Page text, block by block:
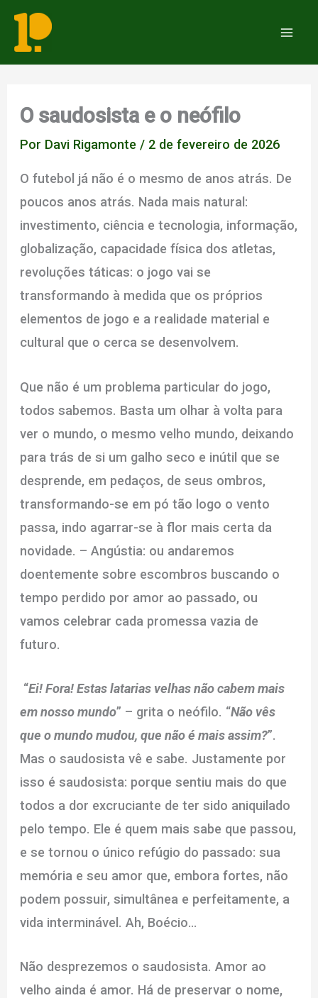
O saudosista e o neófilo
Por Davi Rigamonte / 2 de fevereiro de 2026
O futebol já não é o mesmo de anos atrás. De
poucos anos atrás. Nada mais natural:
investimento, ciência e tecnologia, informação,
globalização, capacidade física dos atletas,
revoluções táticas: o jogo vai se
transformando à medida que os próprios
elementos de jogo e a realidade material e
cultural que o cerca se desenvolvem.
Que não é um problema particular do jogo,
todos sabemos. Basta um olhar à volta para
ver o mundo, o mesmo velho mundo, deixando
para trás de si um galho seco e inútil que se
desprende, em pedaços, de seus ombros,
transformando-se em pó tão logo o vento
passa, indo agarrar-se à flor mais certa da
novidade. – Angústia: ou andaremos
doentemente sobre escombros buscando o
tempo perdido por amor ao passado, ou
vamos celebrar cada promessa vazia de
futuro.
“Ei! Fora! Estas latarias velhas não cabem mais
em nosso mundo” – grita o neófilo. “Não vês
que o mundo mudou, que não é mais assim?”.
Mas o saudosista vê e sabe. Justamente por
isso é saudosista: porque sentiu mais do que
todos a dor excruciante de ter sido aniquilado
pelo tempo. Ele é quem mais sabe que passou,
e se tornou o único refúgio do passado: sua
memória e seu amor que, embora fortes, não
podem possuir, simultânea e perfeitamente, a
vida interminável. Ah, Boécio…
Não desprezemos o saudosista. Amor ao
velho ainda é amor. Há de preservar o nome,